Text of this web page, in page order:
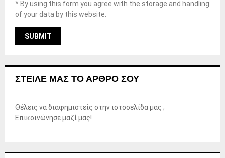
* By using this form you agree with the storage and handling
of your data by this website.
ΣΤΕΊΛΕ ΜΑΣ ΤΟ ΆΡΘΡΟ ΣΟΥ
Θέλεις να διαφημιστείς στην ιστοσελίδα μας ;
Επικοινώνησε μαζί μας!